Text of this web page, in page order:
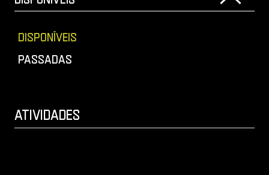
Disponíveis
Passadas
ATIVIDADES